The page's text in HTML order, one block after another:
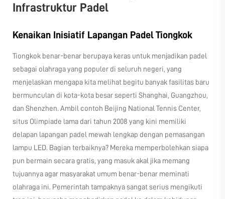
Infrastruktur Padel
Kenaikan Inisiatif Lapangan Padel Tiongkok
Tiongkok benar-benar berupaya keras untuk menjadikan padel
sebagai olahraga yang populer di seluruh negeri, yang
menjelaskan mengapa kita melihat begitu banyak fasilitas baru
bermunculan di kota-kota besar seperti Shanghai, Guangzhou,
dan Shenzhen. Ambil contoh Beijing National Tennis Center,
situs Olimpiade lama dari tahun 2008 yang kini memiliki
delapan lapangan padel mewah lengkap dengan pemasangan
lampu LED. Bagian terbaiknya? Mereka memperbolehkan siapa
pun bermain secara gratis, yang masuk akal jika memang
tujuannya agar masyarakat umum benar-benar meminati
olahraga ini. Pemerintah tampaknya sangat serius mengikuti